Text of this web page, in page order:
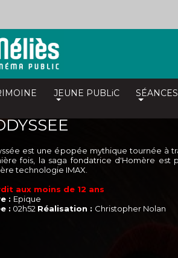
JEUNE PUBLiC
est une épopée mythique tournée à
fois, la saga fondatrice d'Homère est
technologie IMAX.
aux moins de 12 ans
: Epique
: 02h52 Réalisation : Christopher Nolan